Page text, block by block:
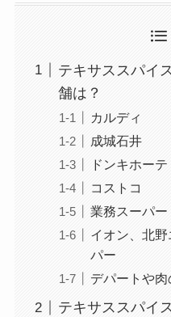
テキサススパイ
舗は？
カルディ
成城石井
ドンキホーテ
コストコ
業務スーパー
イオン、北
パー
デパートや
テキサススパイ